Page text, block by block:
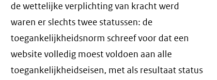
de wettelijke verplichting van kracht werd
waren er slechts twee statussen: de
toegankelijkheidsnorm schreef voor dat een
website volledig moest voldoen aan alle
toegankelijkheidseisen, met als resultaat status